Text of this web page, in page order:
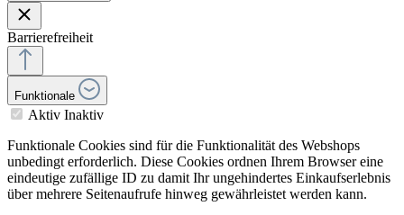
Barrierefreiheit
Funktionale
Aktiv Inaktiv
Funktionale Cookies sind für die Funktionalität des Webshops
unbedingt erforderlich. Diese Cookies ordnen Ihrem Browser eine
eindeutige zufällige ID zu damit Ihr ungehindertes Einkaufserlebnis
über mehrere Seitenaufrufe hinweg gewährleistet werden kann.